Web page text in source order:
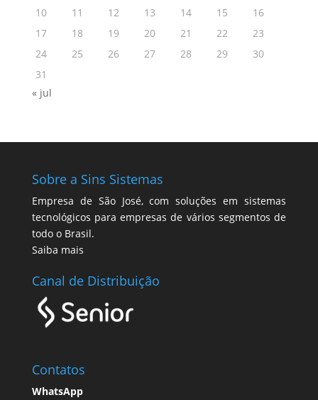
10
11 12 13 14 15
16
17
18 19 20 21 22
23
24
25 26 27 28 29
30
31
« jul
Sobre a Sins Sistemas
Empresa de São José, com soluções em sistemas
tecnológicos para empresas de vários segmentos de
todo o Brasil.
Saiba mais
Canal de Distribuição
Contatos
WhatsApp